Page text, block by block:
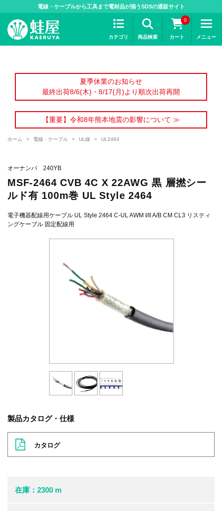
電線・ケーブルから工具まで電材品が揃うSDSの通販サイト
カテゴリ 商品検索
0
カート メニュー
夏季休業のお知らせ
最終出荷8/6(木)・8/17(月)より順次出荷再開
【重要】令和8年熊本地震の影響について ≫
ホーム > 電線・ケーブル > UL線 > UL2464
オーナンバ 240YB
MSF-2464 CVB 4C X 22AWG 黒 層撚シー
ルド有 100m巻 UL Style 2464
電子機器配線用ケーブル UL Style 2464 C-UL AWM I/II A/B CM CL3 リスティ
ングケーブル 固定配線用
製品カタログ・仕様
カタログ
在庫：2300 m